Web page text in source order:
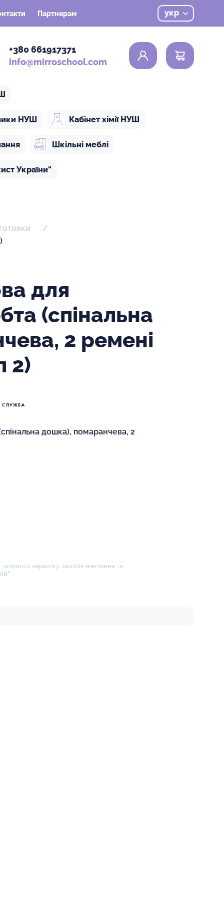
Партнерам укр
+380 661917371
info@mirroschool.com
0
НУШ Кабінет хімії НУШ
Шкільні меблі
України"
для
(спінальна
2 ремені
2)
дошка), помаранчева, 2
переліку засобів навчання та